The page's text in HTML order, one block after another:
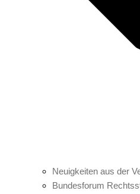
Neuigkeiten aus der
Bundesforum